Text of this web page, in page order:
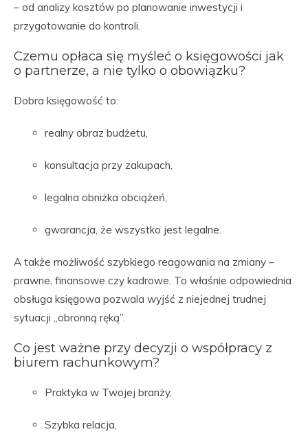
– od analizy kosztów po planowanie inwestycji i
przygotowanie do kontroli.
Czemu opłaca się myśleć o księgowości jak
o partnerze, a nie tylko o obowiązku?
Dobra księgowość to:
realny obraz budżetu,
konsultacja przy zakupach,
legalna obniżka obciążeń,
gwarancja, że wszystko jest legalne.
A także możliwość szybkiego reagowania na zmiany –
prawne, finansowe czy kadrowe. To właśnie odpowiednia
obsługa księgowa pozwala wyjść z niejednej trudnej
sytuacji „obronną ręką”.
Co jest ważne przy decyzji o współpracy z
biurem rachunkowym?
Praktyka w Twojej branży,
Szybka relacja,